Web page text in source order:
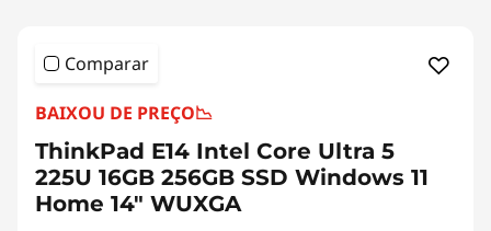
Comparar
BAIXOU DE PREÇO📉
ThinkPad E14 Intel Core Ultra 5
225U 16GB 256GB SSD Windows 11
Home 14" WUXGA